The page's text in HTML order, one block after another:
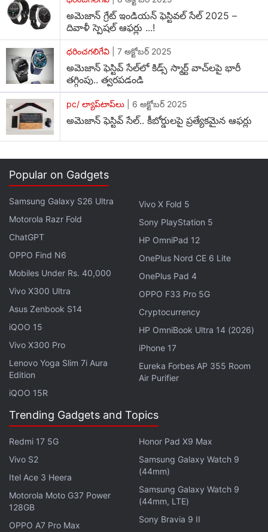
డిస్కౌంట్ అందిస్తోంది అమెజాన్. అదొక్కటే కాకుండా, ఎస్‌బీఐ
క్రెడిట్ లేదా డెబిట్ కార్డుతో కొనుగోలు చేసే వారికి అదనంగా 10
శాతం తక్షణ డిస్కౌంట్ కూడా లభిస్తుంది. అంతేకాకుండా, ఖర్చును
ఒకేసారి చేయకుండా సులభంగా చెల్లించాలనుకునే కస్టమర్ల కోసం
24 నెలల వరకు నో-కాస్ట్EMIఆప్షన్ కూడా అందుబాటులో
ఉంది.
ఈ సేల్‌లో హోమ్ అప్లయన్సెస్‌పై అందుబాటులో ఉన్న ఉత్తమ
ఆఫర్లను మేము మీ కోసం ఎంపిక చేసాం. అదేవిధంగా, 2-ఇన్-1
ల్యాప్‌టాప్‌లు కొనాలనుకునేవారికి ప్రత్యేక ఆఫర్ల వివరాలు కూడా
గేమింగ్ యాక్సెసరీస్ కొనుగోలు చేయడానికి మా ప్రత్యేక గైడ్‌ను
కూడా చూడవచ్చు.
అమెజాన్ గ్రేట్ ఇండియన్ ఫెస్టివల్ సేల్ 2025లో హోమ్
అప్లయన్సెస్‌పై అద్భుతమైన ఆఫర్లు లభిస్తున్నాయి. సామ్‌సంగ్
రూ.50,990గా ఉండగా, ఇప్పుడు కేవలం రూ.28,240కే
అందుబాటులో ఉంది. ఎల్‌జీ డబుల్ డోర్ రిఫ్రిజిరేటర్ (655
లీటర్లు) అసలు ధర రూ.1,22,899 అయినప్పటికీ, సేల్‌లో
రూ.58,240కే దొరుకుతోంది. అదే విధంగా ఎల్‌జీ ఫ్రంట్‌లోడింగ్
వాషింగ్ మెషిన్ (9kg) రూ.52,990 నుండి రూ.27,740కి
తగ్గింది.
సామ్‌సంగ్ AI స్మార్ట్ రిఫ్రిజిరేటర్ (653 లీటర్లు) ధర రూ.1,21,000
కాగా, ఇప్పుడు రూ.60,240కే లభిస్తోంది. గోద్రేజ్ టాప్‌లోడింగ్
రూ.14,240కే దొరుకుతోంది. హైయర్ డబుల్ డోర్ రిఫ్రిజిరేటర్
(596 లీటర్లు) రూ.1,21,890 నుండి రూ.50,240కి తగ్గింది.
హిటాచీ స్ప్లిట్ AC (1.5 టన్) అసలు ధర రూ.63,850
అయినప్పటికీ, సేల్ ఆఫర్‌లో రూ.25,950కే లభిస్తోంది. బోష్
డిష్‌వాషర్ రూ.52,990 నుండి రూ.35,500కి తగ్గింది. ఎల్‌జీ
కన్వెక్షన్ ఓవెన్ (28 లీటర్లు) ధర రూ.16,990 కాగా, సేల్‌లో
అమెజాన్ గ్రేట్ ఇండియన్ ఫెస్టివల్ సేల్ 2025 –
దివాళీ స్పెషల్ ఆఫర్లు ...!
ధరించగలిగేవి 7 అక్టోబర్ 2025
అమెజాన్ ఫెస్టివ్ సేల్‌లో కిడ్స్ స్మార్ట్ వాచ్‌లపై భారీ
తగ్గింపు.. త్వరపడండి
pc/ ల్యాప్‌టాప్‌లు 6 అక్టోబర్ 2025
అమెజాన్ ఫెస్టివ్ సేల్.. కీబోర్డులపై ప్రత్యేకమైన ఆఫర్లు
Popular on Gadgets
Samsung Galaxy S26 Ultra
Motorola Razr Fold
ChatGPT
OPPO Find N6
Mobiles Under Rs. 40,000
Vivo X300 Ultra
Asus Zenbook S14
iQOO 15
Vivo X300 Pro
Lenovo Yoga Slim 7i Aura
Edition
iQOO 15R
Vivo X Fold 5
Sony PlayStation 5
HP OmniPad 12
OnePlus Nord CE 6 Lite
OnePlus Pad 4
OPPO F33 Pro 5G
Cryptocurrency
HP OmniBook Ultra 14 (2026)
iPhone 17
Eureka Forbes AP 355 Room
Air Purifier
Trending Gadgets and Topics
Redmi 17 5G
Vivo S2
Itel Ace 3 Heera
Motorola Moto G37 Power
128GB
OPPO A7 Pro Max
Honor Pad X9 Max
Samsung Galaxy Watch 9
(44mm)
Samsung Galaxy Watch 9
(44mm, LTE)
Sony Bravia 9 II